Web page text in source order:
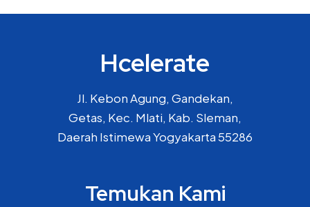
Hcelerate
Jl. Kebon Agung, Gandekan,
Getas, Kec. Mlati, Kab. Sleman,
Daerah Istimewa Yogyakarta 55286
Temukan Kami